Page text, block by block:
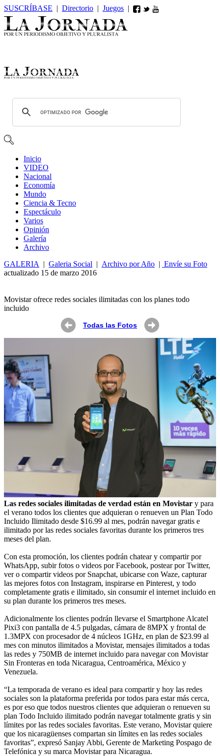
SUSCRÍBASE | Directorio | Juegos |
Inicio
VIDEO
Nacional
Economía
Mundo
Ciencia & Tecno
Espectáculo
Varios
Opinión
Galería
Archivo
GALERIA
| Galeria Social | Archivo por Año | Envíe su Foto
actualizado 15 de marzo 2016
Movistar ofrece redes sociales ilimitadas con los planes todo
incluido
Todas las Fotos
Las redes sociales ilimitadas de verdad están en Movistar y para
el verano todos los clientes que adquieran o renueven un Plan Todo
Incluido Ilimitado desde $16.99 al mes, podrán navegar gratis e
ilimitado por las redes sociales favoritas durante los primeros tres
meses del plan.
Con esta promoción, los clientes podrán chatear y compartir por
WhatsApp, subir fotos o videos por Facebook, postear por Twitter,
ver o compartir videos por Snapchat, ubicarse con Waze, capturar
las mejores fotos con Instagram, inspirarse en Pinterest, y todo
completamente gratis e ilimitado, sin consumir el internet incluido en
su plan durante los primeros tres meses.
Adicionalmente los clientes podrán llevarse el Smartphone Alcatel
Pixi3 con pantalla de 4.5 pulgadas, cámara de 8MPX y frontal de
1.3MPX con procesador de 4 núcleos 1GHz, en plan de $23.99 al
mes con minutos ilimitados a Movistar, mensajes ilimitados a todas
las redes y 750MB de internet incluido para navegar con Movistar
Sin Fronteras en toda Nicaragua, Centroamérica, México y
Venezuela.
“La temporada de verano es ideal para compartir y hoy las redes
sociales son la plataforma preferida por todos para estar más cerca,
es por eso que todos nuestros clientes que adquieran o renueven su
plan Todo Incluido ilimitado podrán navegar totalmente gratis y sin
límites por las redes sociales favoritas. Este verano, Movistar quiere
que los nicaragüenses compartan sin límites en las redes sociales
favoritas”, expresó Sanjay Abbi, Gerente de Marketing Pospago de
Telefónica y su marca Movistar para Nicaragua.